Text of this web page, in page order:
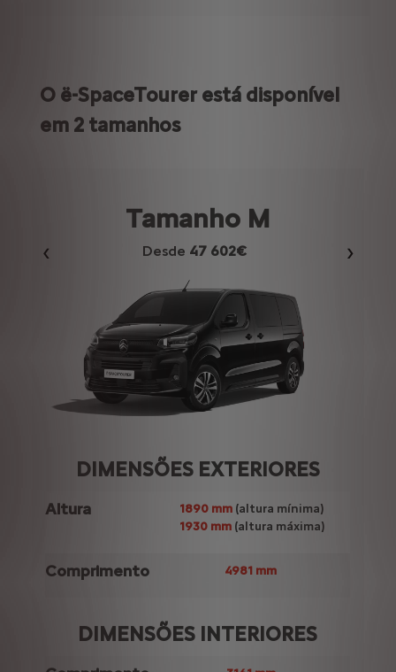
O ë-SpaceTourer está disponível
em 2 tamanhos
Anterior
Tamanho M
Desde 47 602€
DIMENSÕES EXTERIORES
Altura 1890 mm (altura mínima)
1930 mm(altura máxima)
Comprimento 4981 mm
DIMENSÕES INTERIORES